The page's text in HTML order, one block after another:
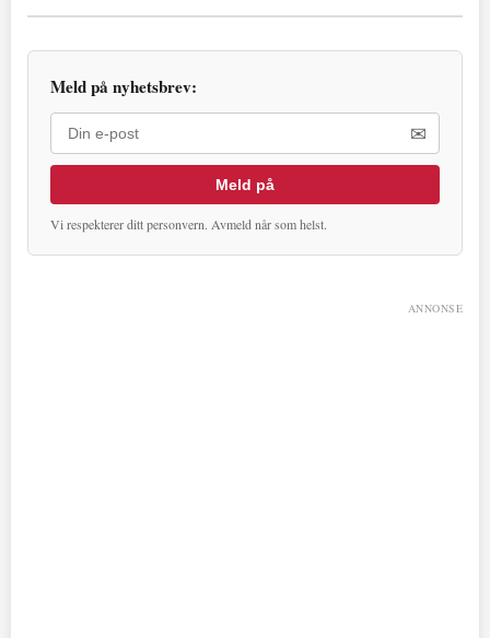
Meld på nyhetsbrev:
✉
Meld på
Vi respekterer ditt personvern. Avmeld når som helst.
ANNONSE